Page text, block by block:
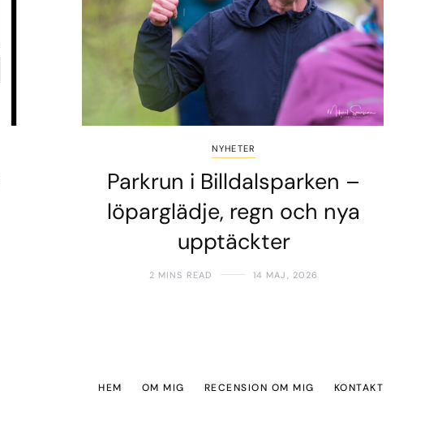
NYHETER
Parkrun i Billdalsparken –
löparglädje, regn och nya
upptäckter
2 MINS READ 14 MAJ, 2026
HEM OM MIG RECENSION OM MIG KONTAKT